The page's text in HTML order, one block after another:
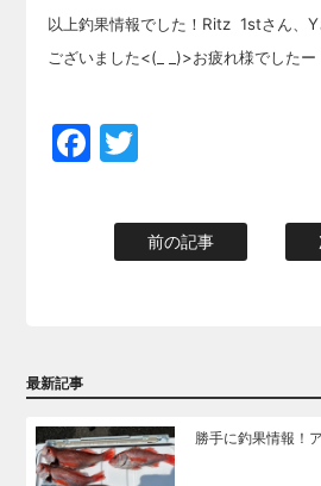
以上釣果情報でした！Ritz 1stさん、Y
ございました<(_ _)>お疲れ様でしたー
Facebook
前の記事
最新記事
勝手に釣果情報！